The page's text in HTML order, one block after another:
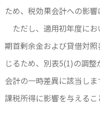
ため、税効果会計への影響
ただし、適用初年度にお
期首剰余金および貸借対
じるため、別表5(1)の調
会計の一時差異に該当し
課税所得に影響を与えるこ